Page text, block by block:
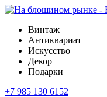
Винтаж
Антиквариат
Искусство
Декор
Подарки
+7 985 130 6152